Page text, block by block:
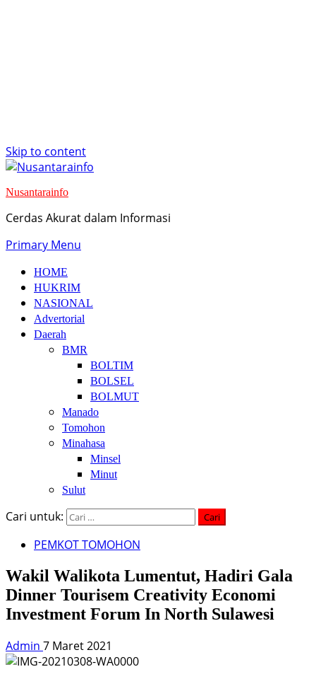
Skip to content
Nusantarainfo
Cerdas Akurat dalam Informasi
Primary Menu
HOME
HUKRIM
NASIONAL
Advertorial
Daerah
BMR
BOLTIM
BOLSEL
BOLMUT
Manado
Tomohon
Minahasa
Minsel
Minut
Sulut
Cari untuk:
PEMKOT TOMOHON
Wakil Walikota Lumentut, Hadiri Gala
Dinner Tourisem Creativity Economi
Investment Forum In North Sulawesi
Admin 7 Maret 2021